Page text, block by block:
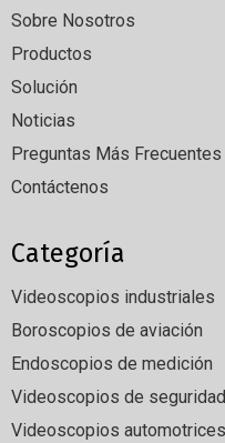
Sobre Nosotros
Productos
Solución
Noticias
Preguntas Más Frecuentes
Contáctenos
Categoría
Videoscopios industriales
Boroscopios de aviación
Endoscopios de medición
Videoscopios de
Videoscopios automotrices